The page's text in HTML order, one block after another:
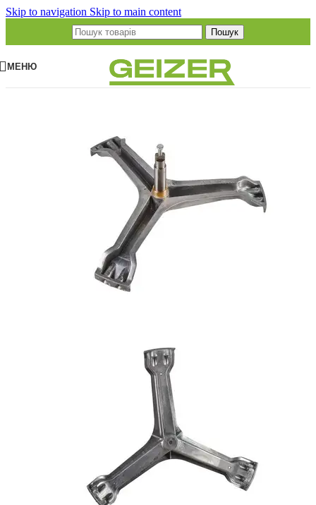
Skip to navigation Skip to main content
Пошук
МЕНЮ